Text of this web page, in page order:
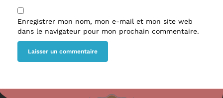
Enregistrer mon nom, mon e-mail et mon site web
dans le navigateur pour mon prochain commentaire.